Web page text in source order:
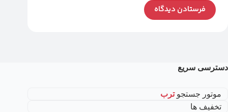
فرستادن دیدگاه
دسترسی سریع
موتور جستجوترب
تخفیف ها